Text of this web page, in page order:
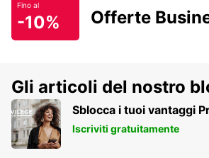
Fino al
-10% Offerte
Gli articoli del nostro
Sblocca i tuoi vantaggi
Iscriviti gratuitamente